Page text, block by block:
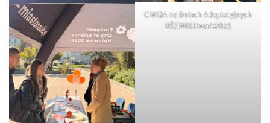
CINiBA na Dniach Adaptacyjnych
UŚ/INKLUweek2025